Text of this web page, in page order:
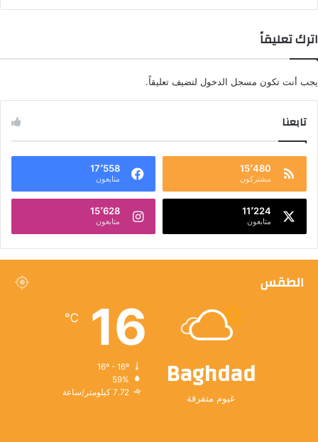
اترك تعليقاً
يجب أنت تكون مسجل الدخول لتضيف تعليقاً.
تابعنا
15٬480
مشتركون
17٬558
متابعون
11٬224
متابعون
15٬628
متابعون
الطقس
Baghdad
غيوم متفرقة
16
℃
59%
7.72 كيلومتر/ساعة